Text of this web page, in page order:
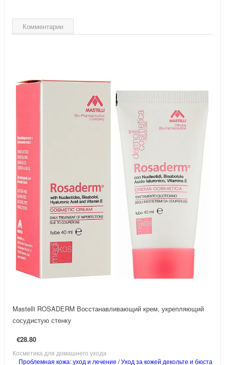
Комментарии
Mastelli ROSADERM Восстанавливающий крем, укрепляющий
сосудистую стенку
€28.80
Косметика для домашнего ухода
Проблемная кожа: уход и лечение /Уход за кожей декольте и бюста